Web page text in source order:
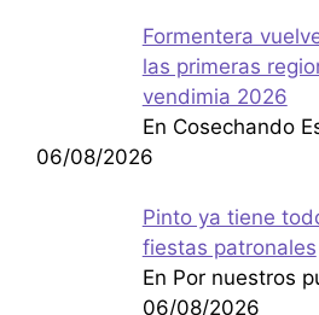
Formentera
las primeras
vendimia 2026
En Cosechando
06/08/2026
Pinto ya tiene
fiestas patronales
En Por nuestros
06/08/2026